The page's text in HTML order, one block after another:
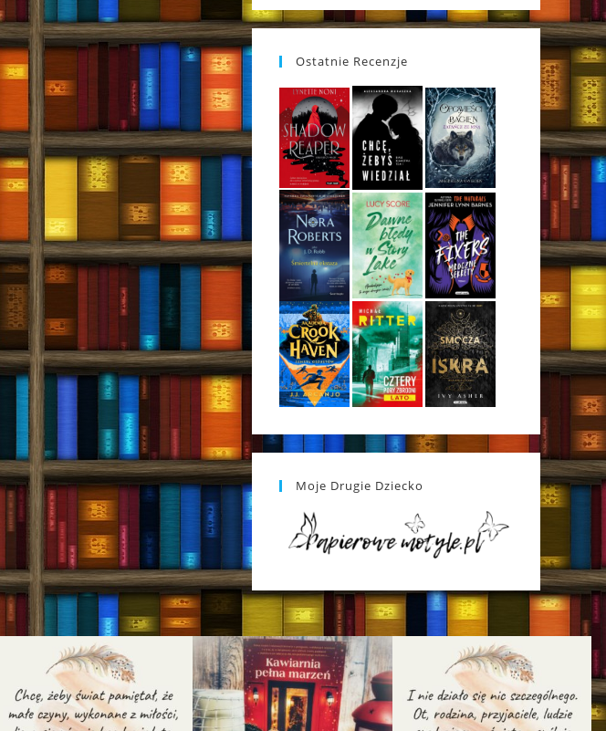
Ostatnie Recenzje
Moje Drugie Dziecko